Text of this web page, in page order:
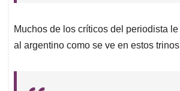
Muchos de los críticos del periodista
al argentino como se ve en estos trinos